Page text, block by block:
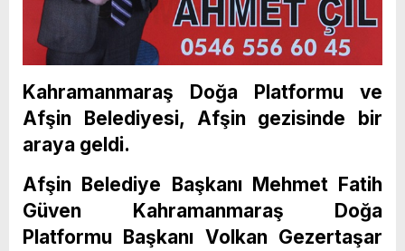
Kahramanmaraş Doğa Platformu ve
Afşin Belediyesi, Afşin gezisinde bir
araya geldi.
Afşin Belediye Başkanı Mehmet Fatih
Güven Kahramanmaraş Doğa
Platformu Başkanı Volkan Gezertaşar